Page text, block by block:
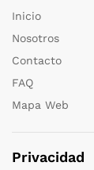
Inicio
Nosotros
Contacto
FAQ
Mapa Web
Privacidad